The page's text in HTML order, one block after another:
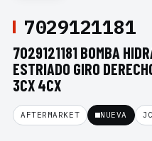
7029121181
7029121181 BOMBA
ESTRIADO GIRO
3CX 4CX
AFTERMARKET NUEVA